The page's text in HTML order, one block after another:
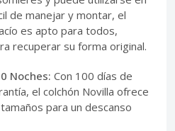
de manejar y montar, el
es apto para todos,
recuperar su forma original.
Noches: Con 100 días de
el colchón Novilla ofrece
para un descanso